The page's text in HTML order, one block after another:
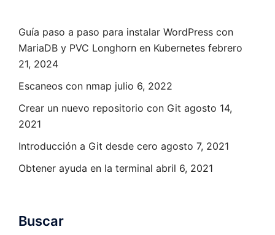
Guía paso a paso para instalar WordPress con
MariaDB y PVC Longhorn en Kubernetes febrero
21, 2024
Escaneos con nmap julio 6, 2022
Crear un nuevo repositorio con Git agosto 14,
2021
Introducción a Git desde cero agosto 7, 2021
Obtener ayuda en la terminal abril 6, 2021
Buscar